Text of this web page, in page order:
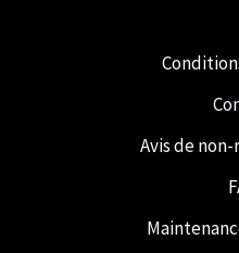
Avis de